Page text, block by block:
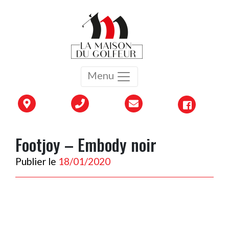
Menu
Footjoy – Embody noir
Publier le 18/01/2020